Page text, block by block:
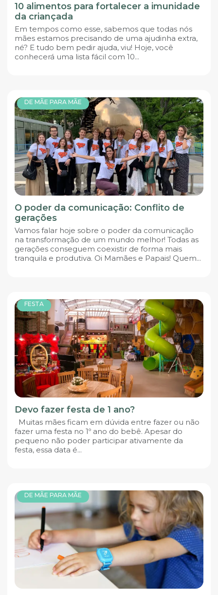
10 alimentos para fortalecer a imunidade
da criançada
Em tempos como esse, sabemos que todas nós
mães estamos precisando de uma ajudinha extra,
né? E tudo bem pedir ajuda, viu! Hoje, você
conhecerá uma lista fácil com 10...
DE MÃE PARA MÃE
O poder da comunicação: Conflito de
gerações
Vamos falar hoje sobre o poder da comunicação
na transformação de um mundo melhor! Todas as
gerações conseguem coexistir de forma mais
tranquila e produtiva. Oi Mamães e Papais! Quem...
FESTA
Devo fazer festa de 1 ano?
Muitas mães ficam em dúvida entre fazer ou não
fazer uma festa no 1º ano do bebê. Apesar do
pequeno não poder participar ativamente da
festa, essa data é...
DE MÃE PARA MÃE